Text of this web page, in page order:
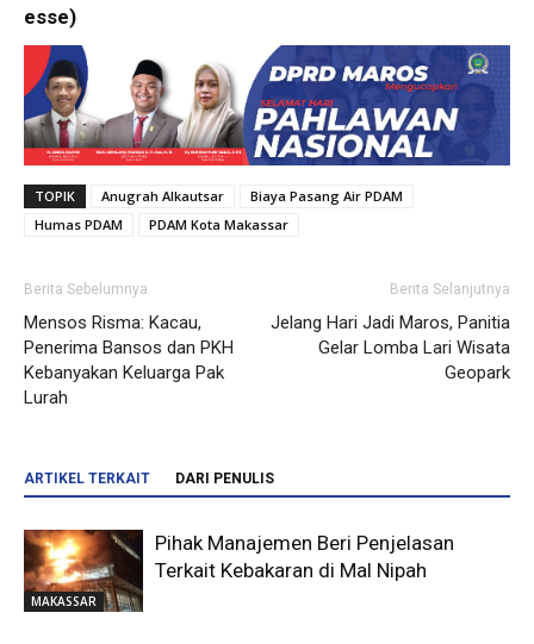
esse)
TOPIK Anugrah Alkautsar
Biaya Pasang Air PDAM
Humas PDAM
PDAM Kota Makassar
Berita Sebelumnya
Mensos Risma: Kacau,
Penerima Bansos dan PKH
Kebanyakan Keluarga Pak
Lurah
Berita Selanjutnya
Jelang Hari Jadi Maros, Panitia
Gelar Lomba Lari Wisata
Geopark
ARTIKEL TERKAIT DARI PENULIS
MAKASSAR
Pihak Manajemen Beri Penjelasan
Terkait Kebakaran di Mal Nipah